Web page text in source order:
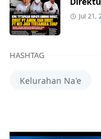
Jul 21,
HASHTAG
Kelurahan Na'e